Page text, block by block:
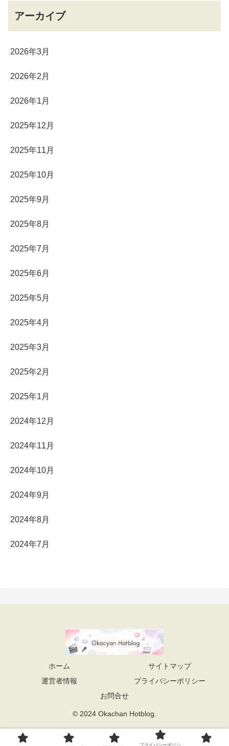
アーカイブ
2026年3月
2026年2月
2026年1月
2025年12月
2025年11月
2025年10月
2025年9月
2025年8月
2025年7月
2025年6月
2025年5月
2025年4月
2025年3月
2025年2月
2025年1月
2024年12月
2024年11月
2024年10月
2024年9月
2024年8月
2024年7月
ホーム
サイトマップ
運営者情報
プライバシーポリシー
お問合せ
© 2024 Okachan Hotblog.
プライバシーポリシ